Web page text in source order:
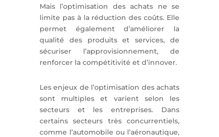
Mais l’optimisation des achats ne se
limite pas à la réduction des coûts. Elle
permet également d’améliorer la
qualité des produits et services, de
sécuriser l’approvisionnement, de
renforcer la compétitivité et d’innover.
Les enjeux de l’optimisation des achats
sont multiples et varient selon les
secteurs et les entreprises. Dans
certains secteurs très concurrentiels,
comme l’automobile ou l’aéronautique,